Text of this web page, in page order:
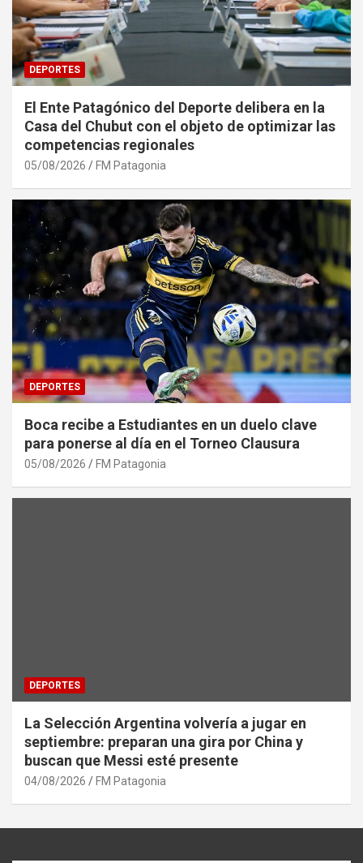
DEPORTES
El Ente Patagónico del Deporte delibera en la
Casa del Chubut con el objeto de optimizar las
competencias regionales
05/08/2026 FM Patagonia
DEPORTES
Boca recibe a Estudiantes en un duelo clave
para ponerse al día en el Torneo Clausura
05/08/2026 FM Patagonia
DEPORTES
La Selección Argentina volvería a jugar en
septiembre: preparan una gira por China y
buscan que Messi esté presente
04/08/2026 FM Patagonia